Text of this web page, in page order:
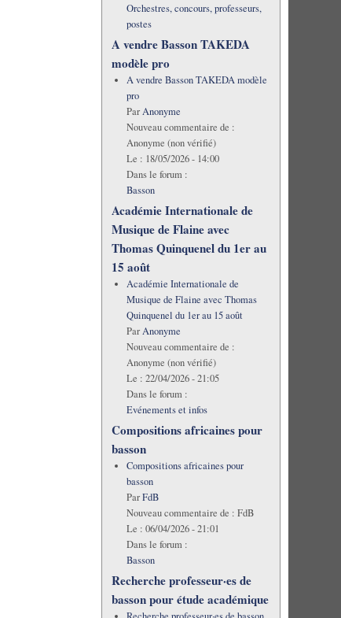
Orchestres, concours, professeurs,
postes
A vendre Basson TAKEDA
modèle pro
A vendre Basson TAKEDA modèle
pro
ParAnonyme
Nouveau commentaire de :
Anonyme (non vérifié)
Le : 18/05/2026 - 14:00
Dans le forum :
Basson
Académie Internationale de
Musique de Flaine avec
Thomas Quinquenel du 1er au
15 août
Académie Internationale de
Musique de Flaine avec Thomas
Quinquenel du 1er au 15 août
ParAnonyme
Nouveau commentaire de :
Anonyme (non vérifié)
Le : 22/04/2026 - 21:05
Dans le forum :
Evénements et infos
Compositions africaines pour
basson
Compositions africaines pour
basson
ParFdB
Nouveau commentaire de : FdB
Le : 06/04/2026 - 21:01
Dans le forum :
Basson
Recherche professeur·es de
basson pour étude académique